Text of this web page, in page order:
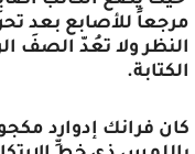
مرجعاً للأصابع بعد
النظر ولا تعُدّ الصفَ
الكتابة.
كان فرانك إدوارد